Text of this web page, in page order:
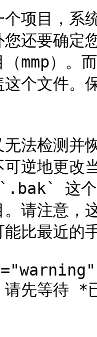
项目，系
还要确定
mmp）。
个文件。
法检测并
可逆地更改
这个
请注意，
比最近的
请先等待 *